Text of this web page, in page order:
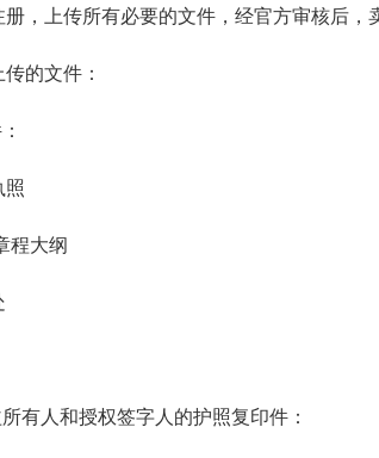
，上传所有必要的文件，经官方审核后，
的文件：
程大纲
有人和授权签字人的护照复印件：